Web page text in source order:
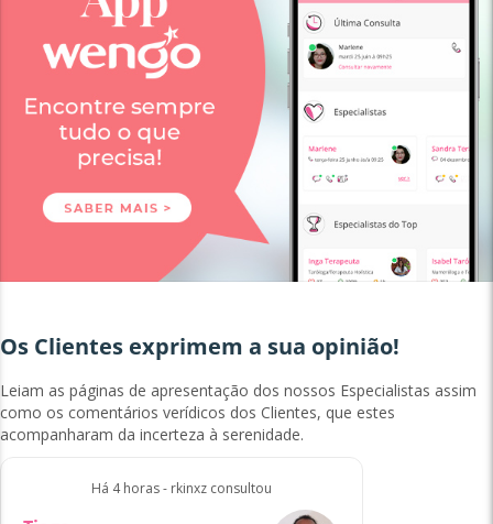
Os Clientes exprimem a sua opinião!
Leiam as páginas de apresentação dos nossos Especialistas assim
como os comentários verídicos dos Clientes, que estes
acompanharam da incerteza à serenidade.
Há 4 horas - rkinxz consultou